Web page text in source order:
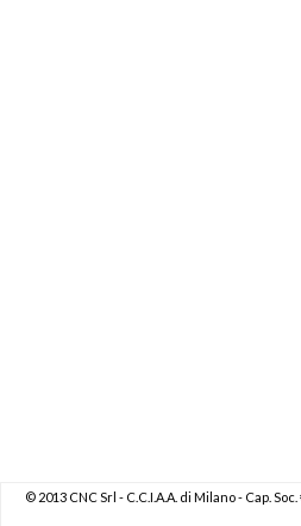
© 2013 CNC Srl - C.C.I.A.A. di Milano - Cap.